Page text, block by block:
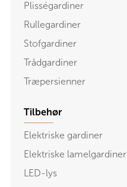
Plisségardiner
Rullegardiner
Stofgardiner
Trådgardiner
Træpersienner
Tilbehør
Elektriske gardiner
Elektriske lamelgardiner
LED-lys